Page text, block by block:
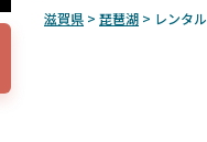
滋賀県 > 琵琶湖 > レンタ